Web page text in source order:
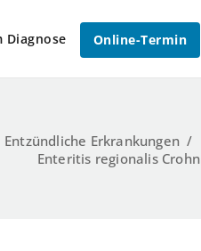
Diagnose Online-Termin
Entzündliche Erkrankungen /
Enteritis regionalis Crohn